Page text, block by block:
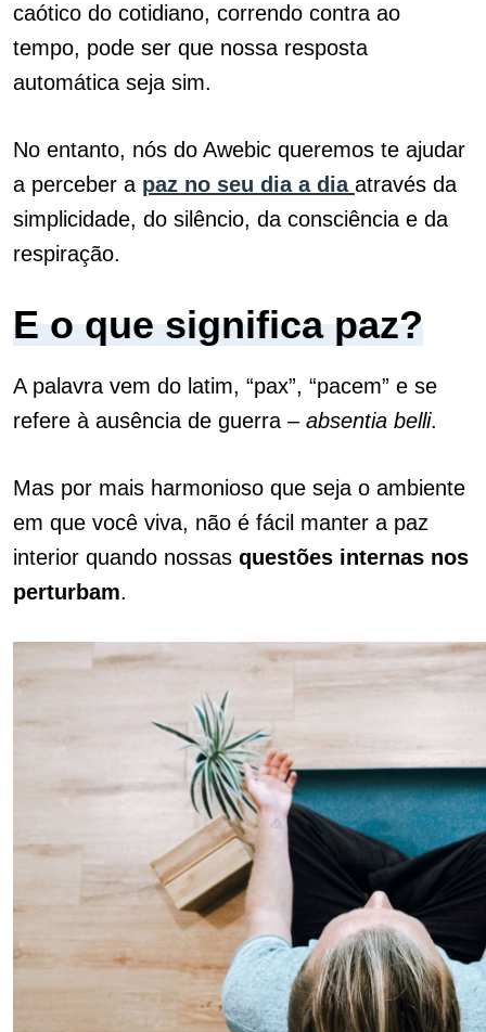
caótico do cotidiano, correndo contra ao
tempo, pode ser que nossa resposta
automática seja sim.
No entanto, nós do Awebic queremos te ajudar
a perceber a paz no seu dia a dia através da
simplicidade, do silêncio, da consciência e da
respiração.
E o que significa paz?
A palavra vem do latim, “pax”, “pacem” e se
refere à ausência de guerra – absentia belli.
Mas por mais harmonioso que seja o ambiente
em que você viva, não é fácil manter a paz
interior quando nossas questões internas nos
perturbam.